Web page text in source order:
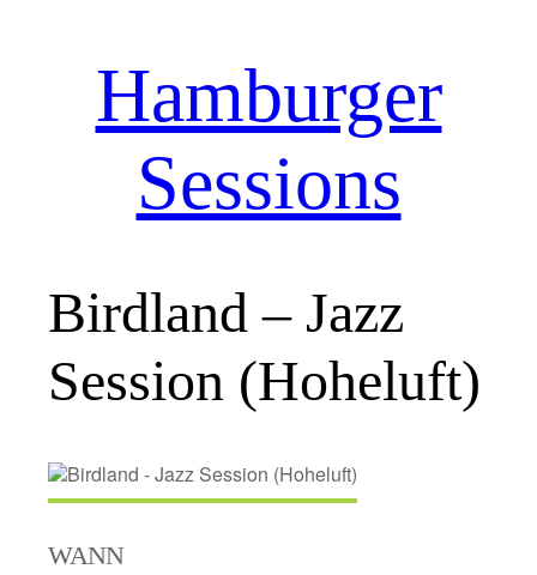
Hamburger
Sessions
Birdland – Jazz
Session (Hoheluft)
WANN